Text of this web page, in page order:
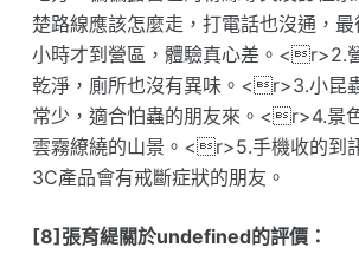
楚路線應該怎麼走，打電話也沒通，
小時才到營區，體驗真心差。<r>2.
乾淨，廁所也沒有異味。<r>3.小昆
常少，適合怕蟲的朋友來。<r>4.景
雲霧繚繞的山景。<r>5.手機收的到
3C產品會有戒斷症狀的朋友。
[8]張育緹關於undefined的評價：